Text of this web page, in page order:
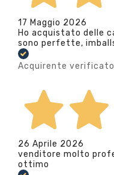
17 Maggio 2026
Ho acquistato delle
sono perfette,
Acquirente verificato
26 Aprile 2026
venditore molto
ottimo